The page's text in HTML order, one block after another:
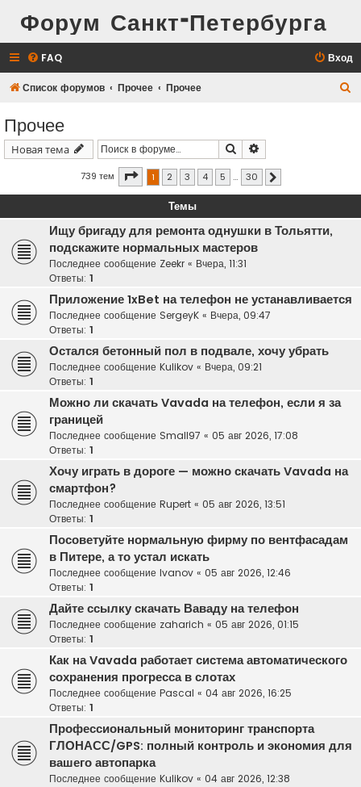
Форум Санкт-Петербурга
FAQ Вход
Список форумов Прочее Прочее
Прочее
Новая тема Поиск
739 тем Страница 1из 30
1 2 3 4 5 … 30
Темы
Ищу бригаду для ремонта однушки в Тольятти,
подскажите нормальных мастеров
Последнее сообщение Zeekr « Вчера, 11:31
Ответы: 1
Приложение 1xBet на телефон не устанавливается
Последнее сообщение SergeyK « Вчера, 09:47
Ответы: 1
Остался бетонный пол в подвале, хочу убрать
Последнее сообщение Kulikov « Вчера, 09:21
Ответы: 1
Можно ли скачать Vavada на телефон, если я за
границей
Последнее сообщение Small97 « 05 авг 2026, 17:08
Ответы: 1
Хочу играть в дороге — можно скачать Vavada на
смартфон?
Последнее сообщение Rupert « 05 авг 2026, 13:51
Ответы: 1
Посоветуйте нормальную фирму по вентфасадам
в Питере, а то устал искать
Последнее сообщение Ivanov « 05 авг 2026, 12:46
Ответы: 1
Дайте ссылку скачать Ваваду на телефон
Последнее сообщение zaharich « 05 авг 2026, 01:15
Ответы: 1
Как на Vavada работает система автоматического
сохранения прогресса в слотах
Последнее сообщение Pascal « 04 авг 2026, 16:25
Ответы: 1
Профессиональный мониторинг транспорта
ГЛОНАСС/GPS: полный контроль и экономия для
вашего автопарка
Последнее сообщение Kulikov « 04 авг 2026, 12:38